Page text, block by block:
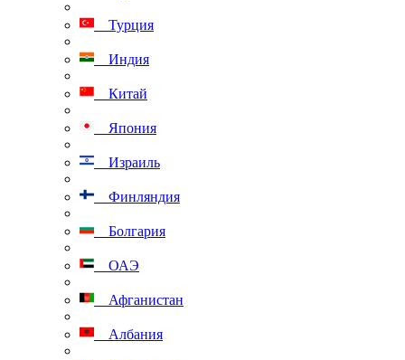
Турция
Индия
Китай
Япония
Израиль
Финляндия
Болгария
ОАЭ
Афганистан
Албания